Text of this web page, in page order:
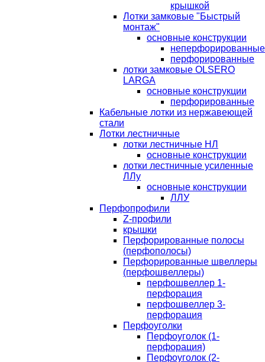
крышкой
Лотки замковые "Быстрый
монтаж"
основные конструкции
неперфорированные
перфорированные
лотки замковые OLSERO
LARGA
основные конструкции
перфорированные
Кабельные лотки из нержавеющей
стали
Лотки лестничные
лотки лестничные НЛ
основные конструкции
лотки лестничные усиленные
ЛЛу
основные конструкции
ЛЛУ
Перфопрофили
Z-профили
крышки
Перфорированные полосы
(перфополосы)
Перфорированные швеллеры
(перфошвеллеры)
перфошвеллер 1-
перфорация
перфошвеллер 3-
перфорация
Перфоуголки
Перфоуголок (1-
перфорация)
Перфоуголок (2-